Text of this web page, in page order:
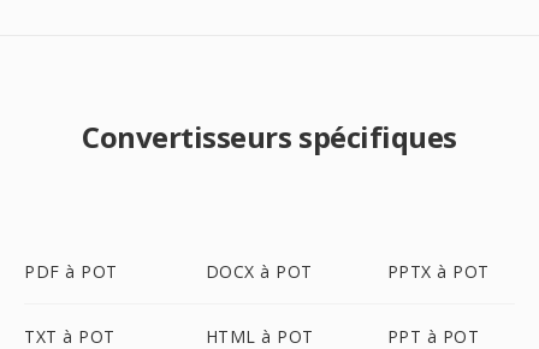
Convertisseurs spécifiques
PDF à POT DOCX à POT PPTX à POT
TXT à POT HTML à POT PPT à POT